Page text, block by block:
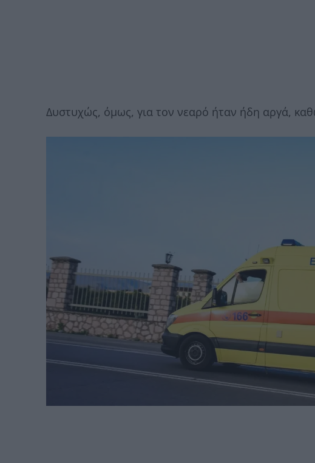
Δυστυχώς, όμως, για τον νεαρό ήταν ήδη αργά,